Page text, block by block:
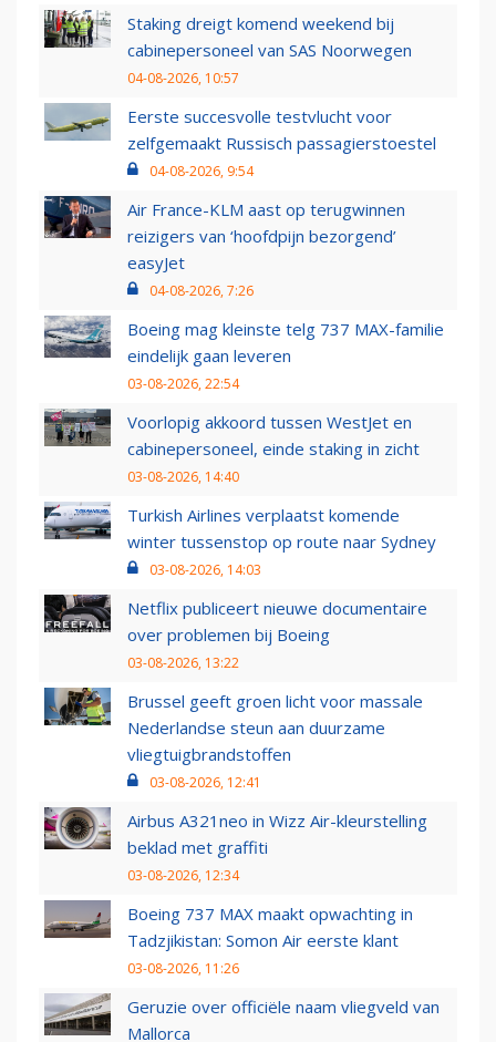
Staking dreigt komend weekend bij
cabinepersoneel van SAS Noorwegen
04-08-2026, 10:57
Eerste succesvolle testvlucht voor
zelfgemaakt Russisch passagierstoestel
04-08-2026, 9:54
Air France-KLM aast op terugwinnen
reizigers van ‘hoofdpijn bezorgend’
easyJet
04-08-2026, 7:26
Boeing mag kleinste telg 737 MAX-familie
eindelijk gaan leveren
03-08-2026, 22:54
Voorlopig akkoord tussen WestJet en
cabinepersoneel, einde staking in zicht
03-08-2026, 14:40
Turkish Airlines verplaatst komende
winter tussenstop op route naar Sydney
03-08-2026, 14:03
Netflix publiceert nieuwe documentaire
over problemen bij Boeing
03-08-2026, 13:22
Brussel geeft groen licht voor massale
Nederlandse steun aan duurzame
vliegtuigbrandstoffen
03-08-2026, 12:41
Airbus A321neo in Wizz Air-kleurstelling
beklad met graffiti
03-08-2026, 12:34
Boeing 737 MAX maakt opwachting in
Tadzjikistan: Somon Air eerste klant
03-08-2026, 11:26
Geruzie over officiële naam vliegveld van
Mallorca